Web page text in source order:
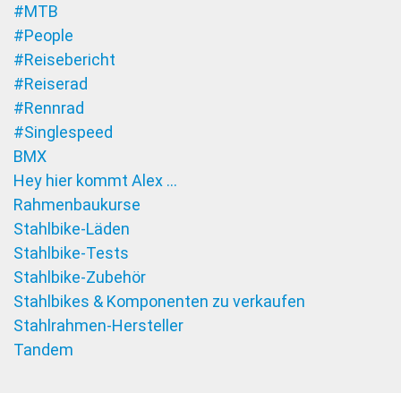
#MTB
#People
#Reisebericht
#Reiserad
#Rennrad
#Singlespeed
BMX
Hey hier kommt Alex …
Rahmenbaukurse
Stahlbike-Läden
Stahlbike-Tests
Stahlbike-Zubehör
Stahlbikes & Komponenten zu verkaufen
Stahlrahmen-Hersteller
Tandem